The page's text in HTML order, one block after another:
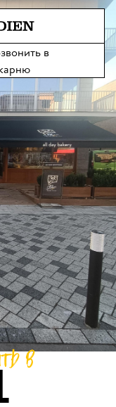
прямо к основному
Хлеб
в
в